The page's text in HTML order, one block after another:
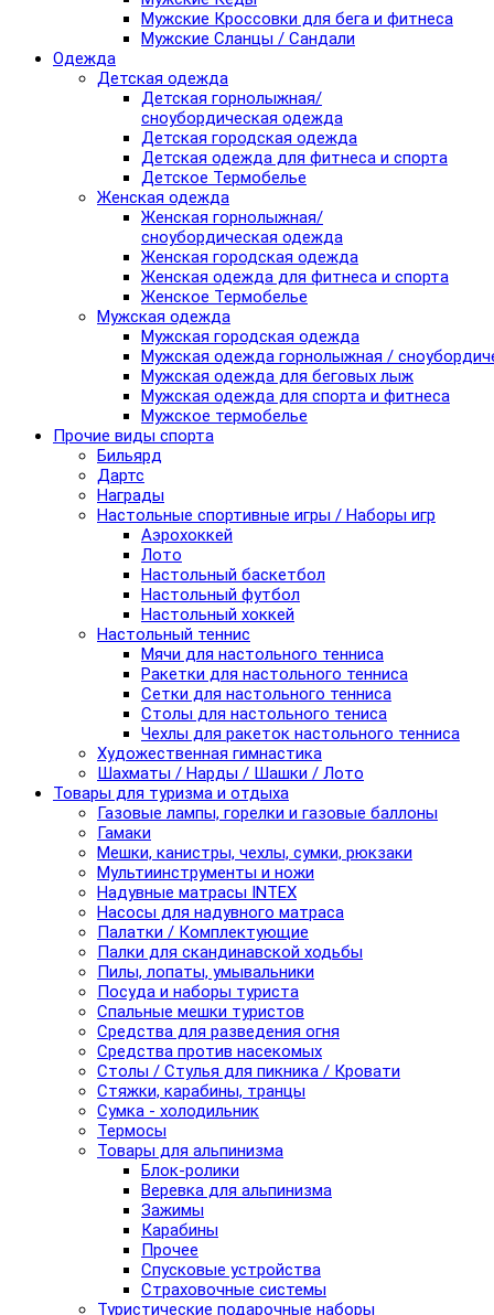
Мужские Кроссовки для бега и фитнеса
Мужские Сланцы / Сандали
Одежда
Детская одежда
Детская горнолыжная/
сноубордическая одежда
Детская городская одежда
Детская одежда для фитнеса и спорта
Детское Термобелье
Женская одежда
Женская горнолыжная/
сноубордическая одежда
Женская городская одежда
Женская одежда для фитнеса и спорта
Женское Термобелье
Мужская одежда
Мужская городская одежда
Мужская одежда горнолыжная /
Мужская одежда для беговых лыж
Мужская одежда для спорта и фитнеса
Мужское термобелье
Прочие виды спорта
Бильярд
Дартс
Награды
Настольные спортивные игры / Наборы игр
Аэрохоккей
Лото
Настольный баскетбол
Настольный футбол
Настольный хоккей
Настольный теннис
Мячи для настольного тенниса
Ракетки для настольного тенниса
Сетки для настольного тенниса
Столы для настольного тениса
Чехлы для ракеток настольного тенниса
Художественная гимнастика
Шахматы / Нарды / Шашки / Лото
Товары для туризма и отдыха
Газовые лампы, горелки и газовые баллоны
Гамаки
Мешки, канистры, чехлы, сумки, рюкзаки
Мультиинструменты и ножи
Надувные матрасы INTEX
Насосы для надувного матраса
Палатки / Комплектующие
Палки для скандинавской ходьбы
Пилы, лопаты, умывальники
Посуда и наборы туриста
Спальные мешки туристов
Средства для разведения огня
Средства против насекомых
Столы / Стулья для пикника / Кровати
Стяжки, карабины, транцы
Сумка - холодильник
Термосы
Товары для альпинизма
Блок-ролики
Веревка для альпинизма
Зажимы
Карабины
Прочее
Спусковые устройства
Страховочные системы
Туристические подарочные наборы